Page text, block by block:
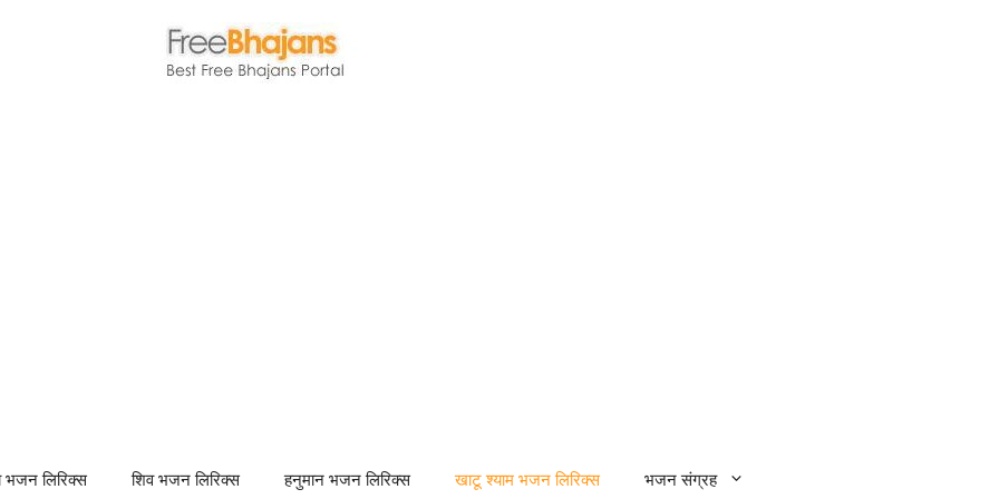
भजन लिरिक्स शिव भजन लिरिक्स हनुमान भजन लिरिक्स खाटू श्याम भजन लिरिक्स भजन संग्रह